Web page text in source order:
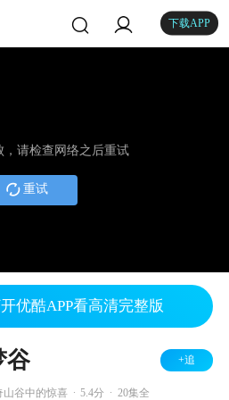
下载APP
，请检查网络之后重试
重试
优酷APP看高清完整版
谷 +追
山谷中的惊喜 5.4分 20集全